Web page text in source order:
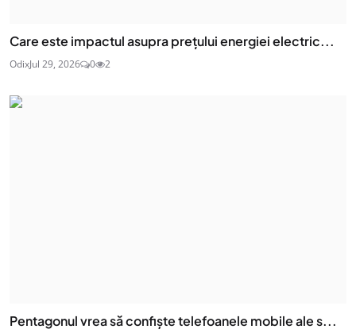
Care este impactul asupra prețului energiei electric...
OdixJul 29, 2026 0 2
Pentagonul vrea să confiște telefoanele mobile ale s...